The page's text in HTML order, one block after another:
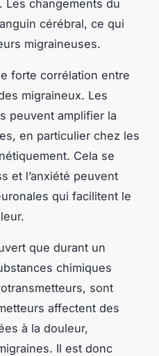
Les changements du
cérébral, ce qui
migraineuses.
forte corrélation entre
migraineux. Les
peuvent amplifier la
en particulier chez les
Cela se
et l’anxiété peuvent
qui facilitent le
que durant un
chimiques
sont
affectent des
à la douleur,
Il est donc